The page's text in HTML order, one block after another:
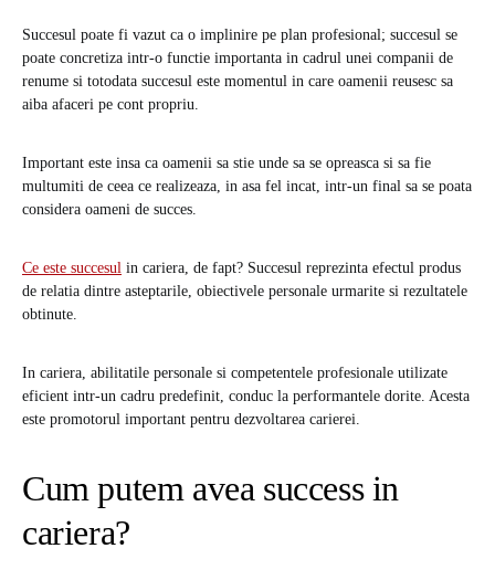
Succesul poate fi vazut ca o implinire pe plan profesional; succesul se
poate concretiza intr-o functie importanta in cadrul unei companii de
renume si totodata succesul este momentul in care oamenii reusesc sa
aiba afaceri pe cont propriu.
Important este insa ca oamenii sa stie unde sa se opreasca si sa fie
multumiti de ceea ce realizeaza, in asa fel incat, intr-un final sa se poata
considera oameni de succes.
Ce este succesul in cariera, de fapt? Succesul reprezinta efectul produs
de relatia dintre asteptarile, obiectivele personale urmarite si rezultatele
obtinute.
In cariera, abilitatile personale si competentele profesionale utilizate
eficient intr-un cadru predefinit, conduc la performantele dorite. Acesta
este promotorul important pentru dezvoltarea carierei.
Cum putem avea success in
cariera?